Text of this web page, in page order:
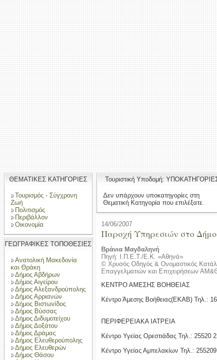
ΘΕΜΑΤΙΚΕΣ ΚΑΤΗΓΟΡΙΕΣ
Τουρισμός - Σύγχρονη
Ζωή
Πολιτισμός
Περιβάλλον
Οικονομία
ΓΕΩΓΡΑΦΙΚΕΣ ΤΟΠΟΘΕΣΙΕΣ
Ανατολική Μακεδονία
και Θράκη
Δήμος Αβδήρων
Δήμος Αιγείρου
Δήμος Αλεξανδρούπολης
Δήμος Αρριανών
Δήμος Βιστωνίδος
Δήμος Βύσσας
Δήμος Διδυμοτείχου
Δήμος Δοξάτου
Δήμος Δράμας
Δήμος Ελευθερούπολης
Δήμος Ελευθερών
Δήμος Θάσου
Τουριστική Υποδομή:
Δεν υπάρχουν υποκατηγορίες στη
Θεματική Κατηγορία που επιλέξατε.
14/06/2007
Παροχή Υπηρεσιών στο
Βράνια Μαγδαληνή
Πηγή: Ι.Π.Ε.Τ./Ε.Κ. «Αθηνά»
© Χρυσός Οδηγός & Ονομαστικός
Επαγγελματιών και Επιχειρήσεων
ΚΕΝΤΡΟ ΑΜΕΣΗΣ ΒΟΗΘΕΙΑΣ
Κέντρο Άμεσης Βοήθειας(ΕΚΑΒ) Τηλ.:
ΠΕΡΙΦΕΡΕΙΑΚΑ ΙΑΤΡΕΙΑ
Κέντρο Υγείας Ορεστιάδας Τηλ.: 25520
Κέντρο Υγείας Αμπελακίων Τηλ.: